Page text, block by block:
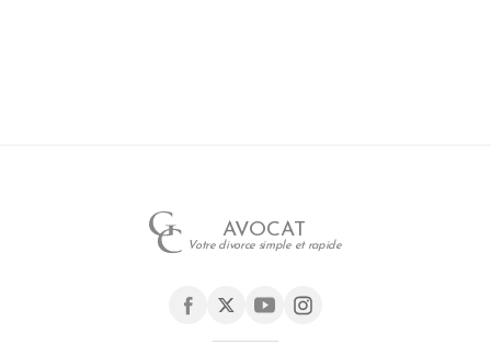
et
AVOCAT
Votre divorce simple et rapide